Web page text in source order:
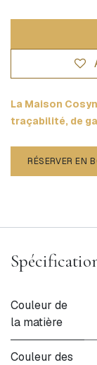
La Maison
traçabilité, de
RÉSERVER EN
Couleur de
la matière
Couleur des